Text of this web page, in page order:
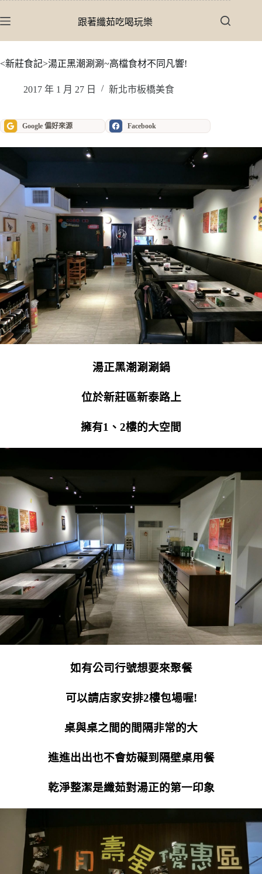
至
內
跟著纖茹吃喝玩樂
<新莊食記>湯正黑潮涮涮~高檔食材不同凡響!
2017 年 1 月 27 日 新北市板橋美食
Google 偏好來源 Facebook
湯正黑潮涮涮鍋
位於新莊區新泰路上
擁有1、2樓的大空間
如有公司行號想要來聚餐
可以請店家安排2樓包場喔!
桌與桌之間的間隔非常的大
進進出出也不會妨礙到隔壁桌用餐
乾淨整潔是纖茹對湯正的第一印象